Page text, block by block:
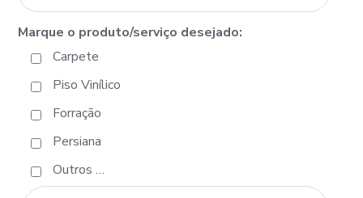
Marque o produto/serviço desejado:
Carpete
Piso Vinílico
Forração
Persiana
Outros …